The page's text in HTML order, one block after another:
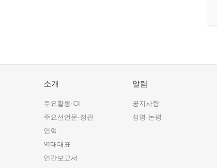
소개
주요활동·CI
주요선언문·정관
연혁
역대대표
연간보고서
알림
공지사항
성명·논평